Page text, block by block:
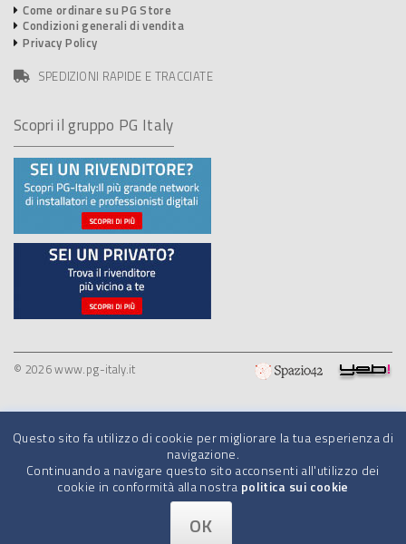
OK
Questo sito fa utilizzo di cookie per migliorare la tua esperienza di
navigazione.
Continuando a navigare questo sito acconsenti all'utilizzo dei
cookie in conformità alla nostra politica sui cookie
Come ordinare su PG Store
Condizioni generali di vendita
Privacy Policy
SPEDIZIONI RAPIDE E TRACCIATE
Scopri il gruppo PG Italy
© 2026 www.pg-italy.it